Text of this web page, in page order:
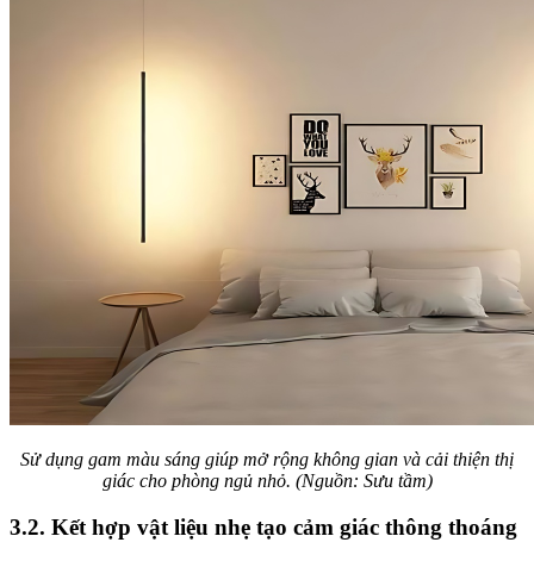
Sử dụng gam màu sáng giúp mở rộng không gian và cải thiện thị
giác cho phòng ngủ nhỏ. (Nguồn: Sưu tầm)
3.2. Kết hợp vật liệu nhẹ tạo cảm giác thông thoáng